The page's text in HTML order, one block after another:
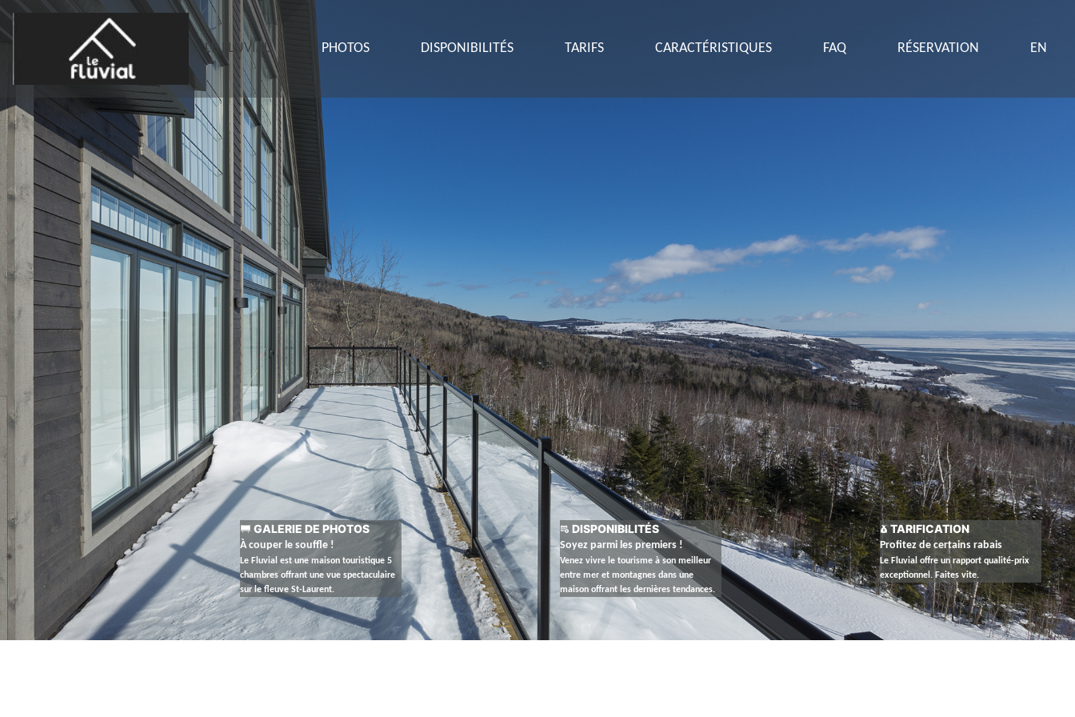
LE FLUVIAL PHOTOS DISPONIBILITÉS TARIFS CARACTÉRISTIQUES FAQ RÉSERVATION EN
GALERIE DE PHOTOS
À couper le souffle !
Le Fluvial est une maison touristique 5
chambres offrant une vue spectaculaire
sur le fleuve St-Laurent.
TARIFICATION
Profitez de certains rabais
Le Fluvial offre un rapport qualité-prix
exceptionnel. Faites vite.
DISPONIBILITÉS
Soyez parmi les premiers !
Venez vivre le tourisme à son meilleur
entre mer et montagnes dans une
maison offrant les dernières tendances.